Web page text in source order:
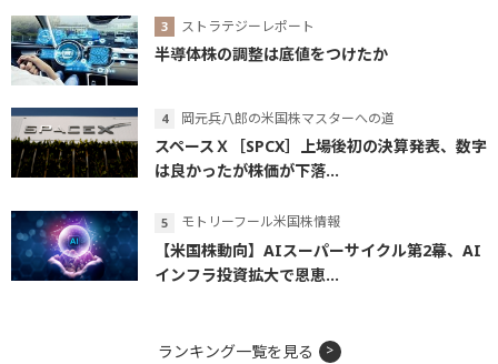
ストラテジーレポート
半導体株の調整は底値をつけたか
岡元兵八郎の米国株マスターへの道
スペースＸ［SPCX］上場後初の決算発表、数字
は良かったが株価が下落...
モトリーフール米国株情報
【米国株動向】AIスーパーサイクル第2幕、AI
インフラ投資拡大で恩恵...
ランキング一覧を見る